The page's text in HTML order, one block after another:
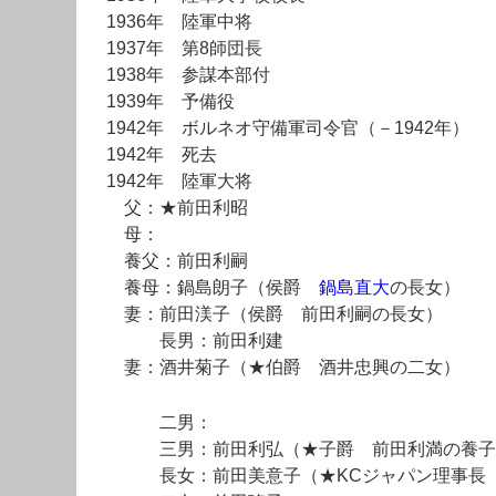
1936年 陸軍中将
1937年 第8師団長
1938年 参謀本部付
1939年 予備役
1942年 ボルネオ守備軍司令官（－1942年）
1942年 死去
1942年 陸軍大将
父：★前田利昭
母：
養父：前田利嗣
養母：鍋島朗子（侯爵 鍋島直大の長女）
妻：前田渼子（侯爵 前田利嗣の長女）
長男：前田利建
妻：酒井菊子（★伯爵 酒井忠興の二女）
二男：
三男：前田利弘（★子爵 前田利満の養子
長女：前田美意子（★KCジャパン理事長